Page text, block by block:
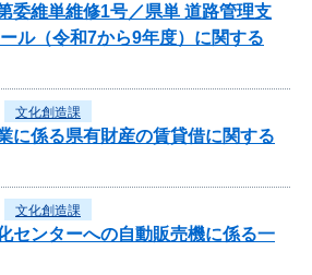
委維単維修1号／県単 道路管理支
ル（令和7から9年度）に関する
文化創造課
に係る県有財産の賃貸借に関する
文化創造課
センターへの自動販売機に係る一